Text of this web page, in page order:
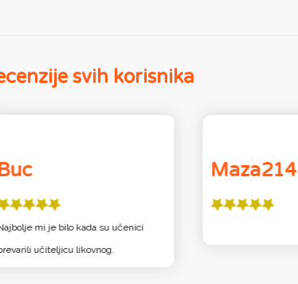
svih korisnika
mi je bilo kada su učenici
učiteljicu likovnog.
Maza214